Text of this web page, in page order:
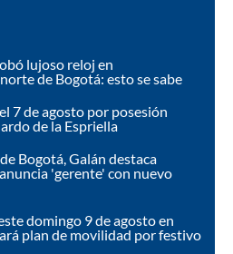
lujoso reloj en
de Bogotá: esto se sabe
7 de agosto por posesión
de la Espriella
Bogotá, Galán destaca
'gerente' con nuevo
domingo 9 de agosto en
plan de movilidad por festivo